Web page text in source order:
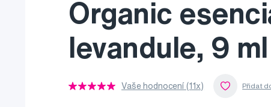
Organic
levandule, 9 ml
Vaše hodnocení (11x)